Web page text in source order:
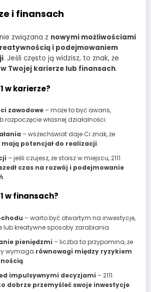
i finansach
związana z nowymi możliwościami
i podejmowaniem
. Jeśli często ją widzisz, to znak, że
Twojej karierze lub finansach.
w karierze?
zawodowe– może to być awans,
rozpoczęcie własnej działalności.
– wszechświat daje Ci znak, że
mają potencjał do realizacji.
– jeśli czujesz, że stoisz w miejscu, 2111
czas na rozwój i podejmowanie
.
w finansach?
– warto być otwartym na inwestycje,
lub kreatywne sposoby zarabiania.
pieniędzmi – liczba ta przypomina, że
wymaga równowagi między ryzykiem
.
impulsywnymi decyzjami – 2111
dobrze przemyśleć swoje inwestycje.